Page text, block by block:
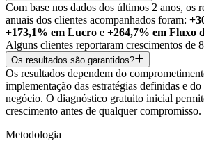
Com base nos dados dos últimos 2 anos, os
anuais dos clientes acompanhados foram:
+173,1% em Lucro e +264,7% em Fluxo
Alguns clientes reportaram crescimentos de
Os resultados são garantidos?
Os resultados dependem do
implementação das estratégias definidas e
negócio. O diagnóstico gratuito inicial
crescimento antes de qualquer compromisso.
Metodologia